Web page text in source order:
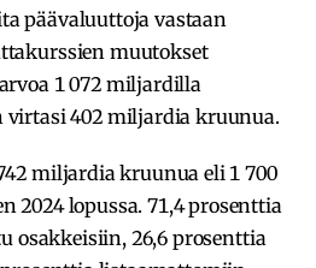
päävaluuttoja vastaan
muutokset
1 072 miljardilla
virtasi 402 miljardia kruunua.
miljardia kruunua eli 1 700
2024 lopussa. 71,4 prosenttia
osakkeisiin, 26,6 prosenttia